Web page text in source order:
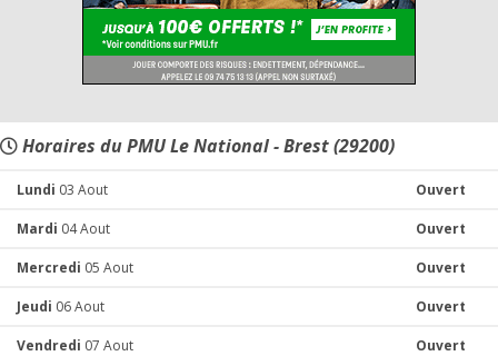
Horaires du PMU Le National - Brest (29200)
Lundi 03 Aout Ouvert
Mardi 04 Aout Ouvert
Mercredi 05 Aout Ouvert
Jeudi 06 Aout Ouvert
Vendredi 07 Aout Ouvert